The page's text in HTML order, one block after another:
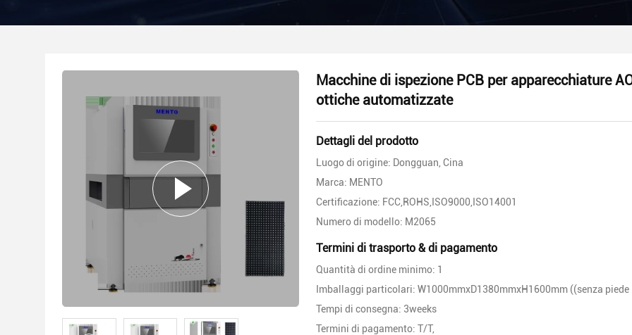
Macchine di ispezione PCB per apparecchiature
ottiche automatizzate
Dettagli del prodotto
Luogo di origine: Dongguan, Cina
Marca: MENTO
Certificazione: FCC,ROHS,ISO9000,ISO14001
Numero di modello: M2065
Termini di trasporto & di pagamento
Quantità di ordine minimo: 1
Imballaggi particolari: W1000mmxD1380mmxH1600mm ((senza
Tempi di consegna: 3weeks
Termini di pagamento: T/T,